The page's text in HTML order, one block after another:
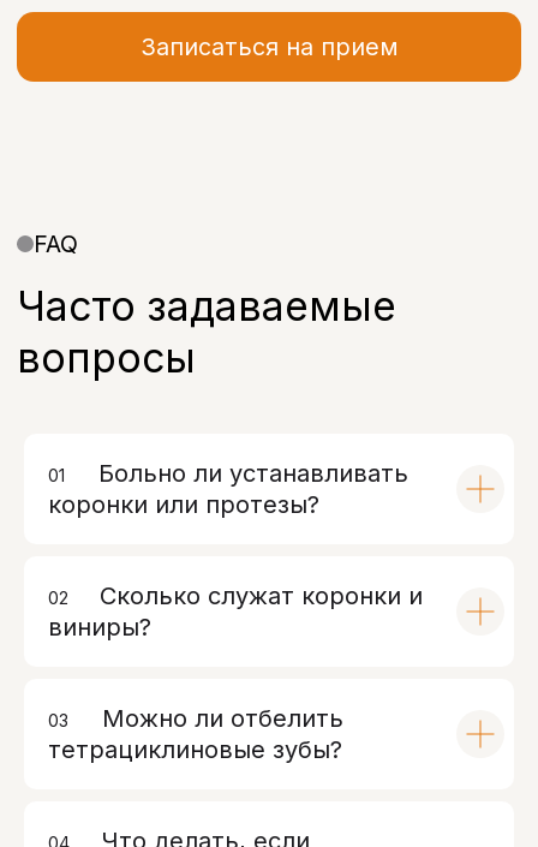
01
Больно ли устанавливать
коронки или протезы?
02
Сколько служат коронки и
виниры?
03
Можно ли отбелить
тетрациклиновые зубы?
04
Что делать, если
Политика обработки персональных